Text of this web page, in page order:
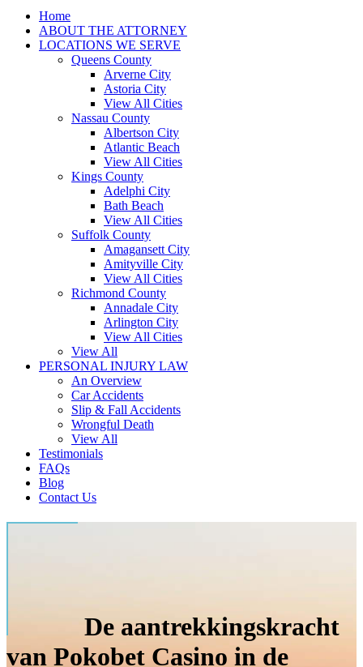
Home
ABOUT THE ATTORNEY
LOCATIONS WE SERVE
Queens County
Arverne City
Astoria City
View All Cities
Nassau County
Albertson City
Atlantic Beach
View All Cities
Kings County
Adelphi City
Bath Beach
View All Cities
Suffolk County
Amagansett City
Amityville City
View All Cities
Richmond County
Annadale City
Arlington City
View All Cities
View All
PERSONAL INJURY LAW
An Overview
Car Accidents
Slip & Fall Accidents
Wrongful Death
View All
Testimonials
FAQs
Blog
Contact Us
De aantrekkingskracht
van Pokobet Casino in de